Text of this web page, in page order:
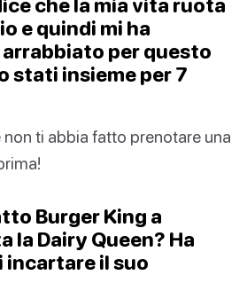
che la mia vita ruota
e quindi mi ha
per questo
stati insieme per 7
ti abbia fatto prenotare una
Burger King a
la Dairy Queen? Ha
il suo